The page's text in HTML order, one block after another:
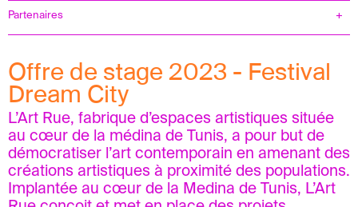
Offre de stage 2023 - Festival
Dream City
L’Art Rue, fabrique d’espaces artistiques située
au cœur de la médina de Tunis, a pour but de
démocratiser l’art contemporain en amenant des
créations artistiques à proximité des populations.
Implantée au cœur de la Medina de Tunis, L’Art
Partenaires
Fondation DROSOS